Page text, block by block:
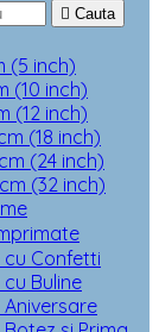
 Cauta
(5 inch)
(10 inch)
(12 inch)
(18 inch)
(24 inch)
(32 inch)
cu Confetti
Buline